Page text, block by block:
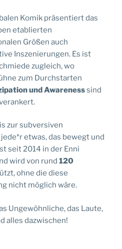
Komik präsentiert das
etablierten
Größen auch
Inszenierungen. Es ist
zugleich, wo
zum Durchstarten
und Awarenesssind
zur subversiven
etwas, das bewegt und
seit 2014 in der Enni
wird von rund 120
ohne die diese
nicht möglich wäre.
Ungewöhnliche, das Laute,
alles dazwischen!